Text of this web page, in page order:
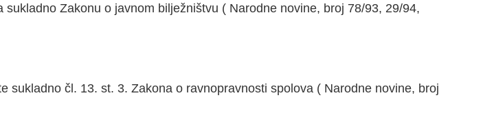
Zakonu o javnom bilježništvu ( Narodne novine, broj 78/93, 29/94,
čl. 13. st. 3. Zakona o ravnopravnosti spolova ( Narodne novine, broj